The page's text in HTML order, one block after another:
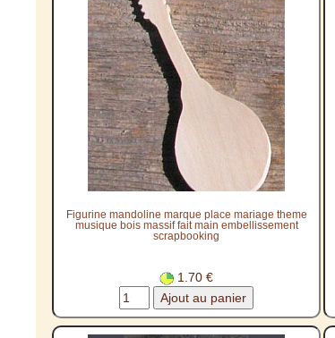
Figurine mandoline marque place mariage theme
musique bois massif fait main embellissement
scrapbooking
1.70 €